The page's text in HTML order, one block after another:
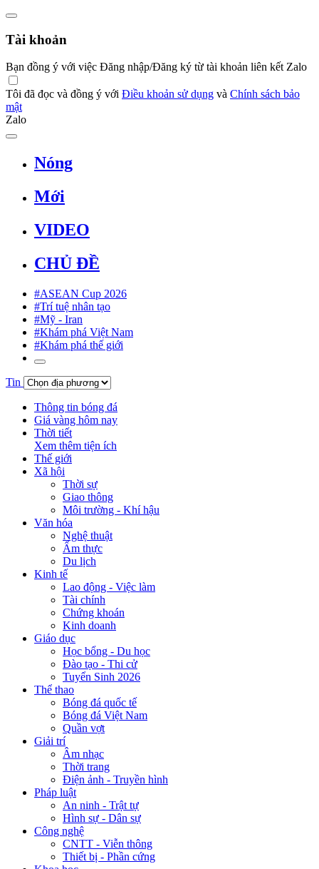
Tài khoản
Bạn đồng ý với việc Đăng nhập/Đăng ký từ tài khoản liên kết Zalo
Tôi đã đọc và đồng ý với Điều khoản sử dụng và Chính sách bảo
mật
Zalo
Nóng
Mới
VIDEO
CHỦ ĐỀ
#ASEAN Cup 2026
#Trí tuệ nhân tạo
#Mỹ - Iran
#Khám phá Việt Nam
#Khám phá thế giới
Tin
Thông tin bóng đá
Giá vàng hôm nay
Thời tiết
Xem thêm tiện ích
Thế giới
Xã hội
Thời sự
Giao thông
Môi trường - Khí hậu
Văn hóa
Nghệ thuật
Ẩm thực
Du lịch
Kinh tế
Lao động - Việc làm
Tài chính
Chứng khoán
Kinh doanh
Giáo dục
Học bổng - Du học
Đào tạo - Thi cử
Tuyển Sinh 2026
Thể thao
Bóng đá quốc tế
Bóng đá Việt Nam
Quần vợt
Giải trí
Âm nhạc
Thời trang
Điện ảnh - Truyền hình
Pháp luật
An ninh - Trật tự
Hình sự - Dân sự
Công nghệ
CNTT - Viễn thông
Thiết bị - Phần cứng